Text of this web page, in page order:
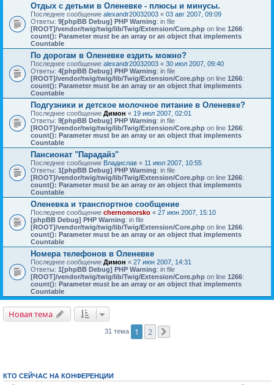
Отдых с детьми в Оленевке - плюсы и минусы.
Последнее сообщение alexandr20032003 « 03 авг 2007, 09:09
Ответы: 9[phpBB Debug] PHP Warning: in file
[ROOT]/vendor/twig/twig/lib/Twig/Extension/Core.php on line 1266:
count(): Parameter must be an array or an object that implements
Countable
По дорогам в Оленевке ездить можно?
Последнее сообщение alexandr20032003 « 30 июл 2007, 09:40
Ответы: 4[phpBB Debug] PHP Warning: in file
[ROOT]/vendor/twig/twig/lib/Twig/Extension/Core.php on line 1266:
count(): Parameter must be an array or an object that implements
Countable
Подгузники и детское молочное питание в Оленевке?
Последнее сообщение Димон « 19 июл 2007, 02:01
Ответы: 9[phpBB Debug] PHP Warning: in file
[ROOT]/vendor/twig/twig/lib/Twig/Extension/Core.php on line 1266:
count(): Parameter must be an array or an object that implements
Countable
Пансионат "Парадайз"
Последнее сообщение Владислав « 11 июл 2007, 10:55
Ответы: 1[phpBB Debug] PHP Warning: in file
[ROOT]/vendor/twig/twig/lib/Twig/Extension/Core.php on line 1266:
count(): Parameter must be an array or an object that implements
Countable
Оленевка и транспортное сообщение
Последнее сообщение chernomorsko « 27 июн 2007, 15:10
[phpBB Debug] PHP Warning: in file
[ROOT]/vendor/twig/twig/lib/Twig/Extension/Core.php on line 1266:
count(): Parameter must be an array or an object that implements
Countable
Номера телефонов в Оленевке
Последнее сообщение Димон « 27 июн 2007, 14:31
Ответы: 1[phpBB Debug] PHP Warning: in file
[ROOT]/vendor/twig/twig/lib/Twig/Extension/Core.php on line 1266:
count(): Parameter must be an array or an object that implements
Countable
Новая тема
31 тема 1 2
КТО СЕЙЧАС НА КОНФЕРЕНЦИИ